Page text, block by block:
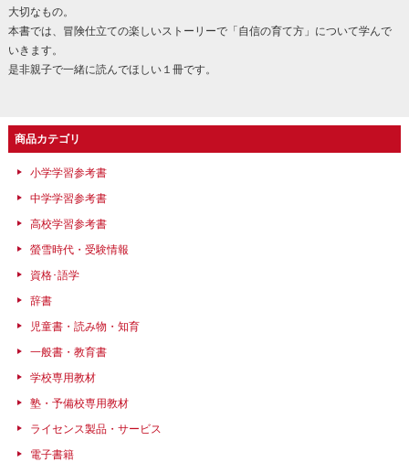
大切なもの。
本書では、冒険仕立ての楽しいストーリーで「自信の育て方」について学んで
いきます。
是非親子で一緒に読んでほしい１冊です。
商品カテゴリ
小学学習参考書
中学学習参考書
高校学習参考書
螢雪時代・受験情報
資格･語学
辞書
児童書・読み物・知育
一般書・教育書
学校専用教材
塾・予備校専用教材
ライセンス製品・サービス
電子書籍